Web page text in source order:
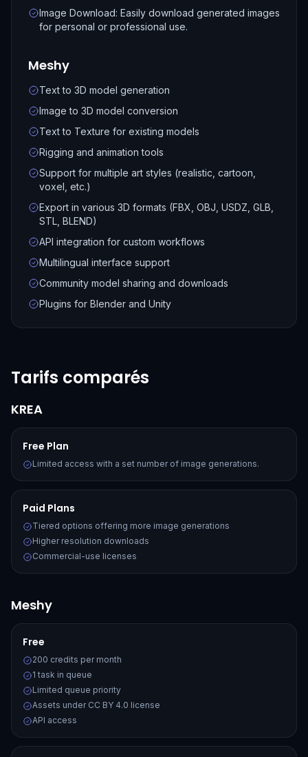
Image Download: Easily download generated images
for personal or professional use.
Meshy
Text to 3D model generation
Image to 3D model conversion
Text to Texture for existing models
Rigging and animation tools
Support for multiple art styles (realistic, cartoon,
voxel, etc.)
Export in various 3D formats (FBX, OBJ, USDZ, GLB,
STL, BLEND)
API integration for custom workflows
Multilingual interface support
Community model sharing and downloads
Plugins for Blender and Unity
Tarifs comparés
KREA
Free Plan
Limited access with a set number of image generations.
Paid Plans
Tiered options offering more image generations
Higher resolution downloads
Commercial-use licenses
Meshy
Free
200 credits per month
1 task in queue
Limited queue priority
Assets under CC BY 4.0 license
API access